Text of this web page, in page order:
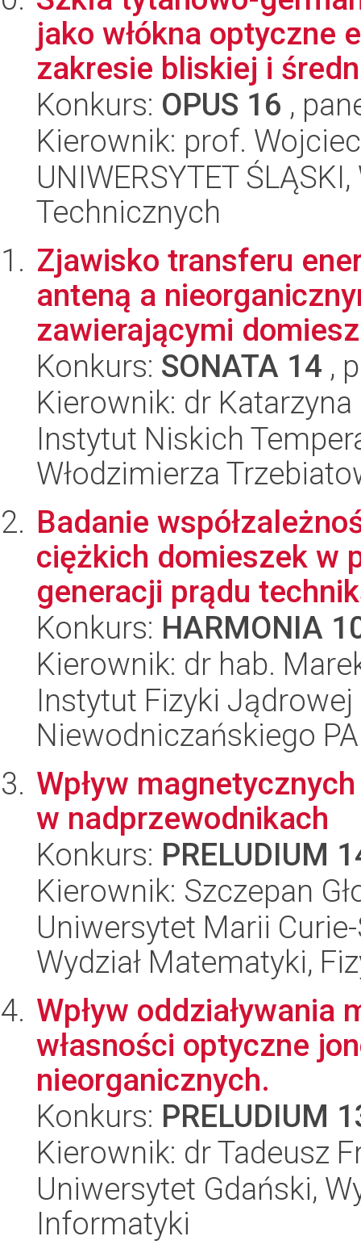
jako włókna optyczne
zakresie bliskiej i
Konkurs: OPUS 16 ,
Kierownik: prof.
UNIWERSYTET
Technicznych
Zjawisko transferu
anteną a
zawierającymi
Konkurs: SONATA 14 ,
Kierownik: dr
Instytut Niskich
Włodzimierza
Badanie
ciężkich domieszek w
generacji prądu
Konkurs: HARMONIA
Kierownik: dr hab.
Instytut Fizyki
Niewodniczańskiego
Wpływ
w nadprzewodnikach
Konkurs: PRELUDIUM
Kierownik: Szczepan
Uniwersytet Marii
Wydział Matematyki,
Wpływ oddziaływania
własności optyczne
nieorganicznych.
Konkurs: PRELUDIUM
Kierownik: dr Tadeusz
Uniwersytet Gdański,
Informatyki